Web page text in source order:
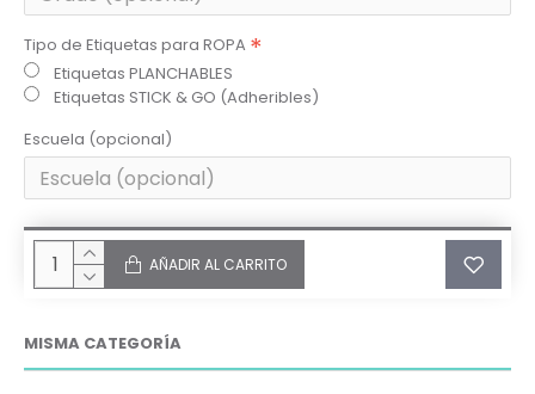
Tipo de Etiquetas para ROPA
Etiquetas PLANCHABLES
Etiquetas STICK & GO (Adheribles)
Escuela (opcional)
AÑADIR AL CARRITO
MISMA CATEGORÍA